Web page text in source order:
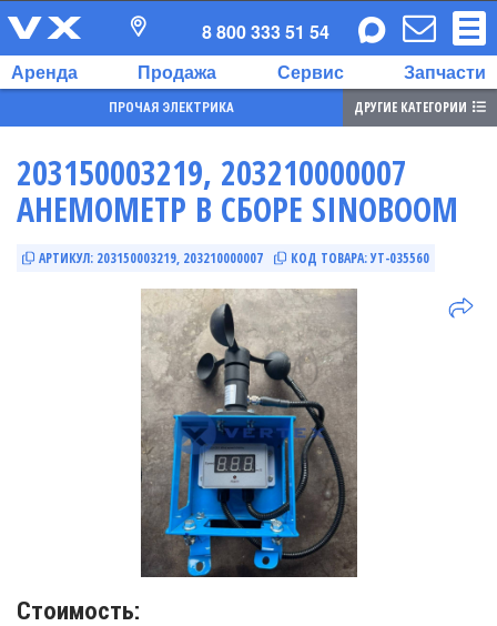
Аренда Продажа Сервис Запчасти
8 800 333 51 54
ПРОЧАЯ ЭЛЕКТРИКА ДРУГИЕ КАТЕГОРИИ
203150003219, 203210000007
АНЕМОМЕТР В СБОРЕ SINOBOOM
АРТИКУЛ: 203150003219, 203210000007 КОД ТОВАРА:УТ-035560
Стоимость: